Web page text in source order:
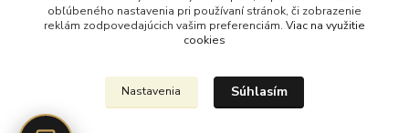
+421 919 275 553
(Po-Pia, 10-13 hod.)
obľúbeného nastavenia pri používaní stránok, či zobrazenie
reklám zodpovedajúcich vašim preferenciám. Viac na využitie
cookies
Nastavenia Súhlasím